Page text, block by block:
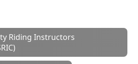
Riding Instructors